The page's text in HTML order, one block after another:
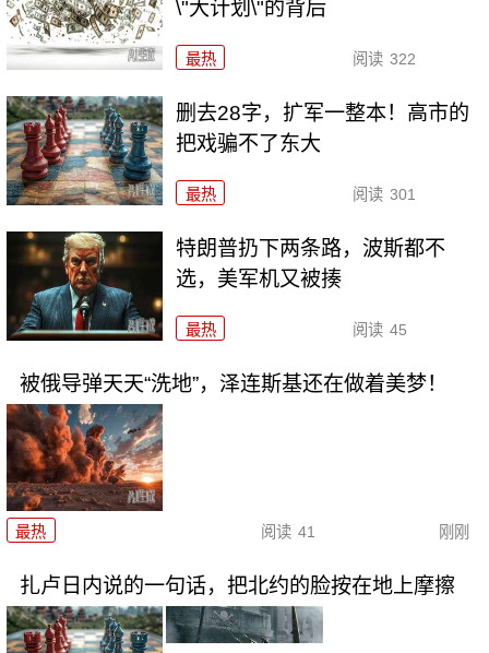
\"大计划\"的背后
最热 阅读 322
删去28字，扩军一整本！高市的
把戏骗不了东大
最热 阅读 301
特朗普扔下两条路，波斯都不
选，美军机又被揍
最热 阅读 45
被俄导弹天天“洗地”，泽连斯基还在做着美梦！
最热 阅读 41 刚刚
扎卢日内说的一句话，把北约的脸按在地上摩擦